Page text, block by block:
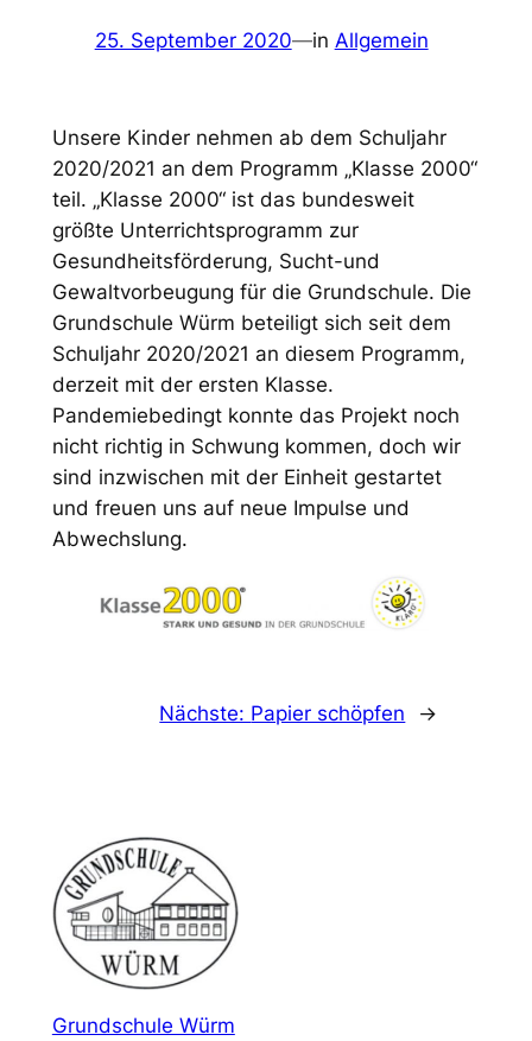
25. September 2020—in Allgemein
Unsere Kinder nehmen ab dem Schuljahr
2020/2021 an dem Programm „Klasse 2000“
teil. „Klasse 2000“ ist das bundesweit
größte Unterrichtsprogramm zur
Gesundheitsförderung, Sucht-und
Gewaltvorbeugung für die Grundschule. Die
Grundschule Würm beteiligt sich seit dem
Schuljahr 2020/2021 an diesem Programm,
derzeit mit der ersten Klasse.
Pandemiebedingt konnte das Projekt noch
nicht richtig in Schwung kommen, doch wir
sind inzwischen mit der Einheit gestartet
und freuen uns auf neue Impulse und
Abwechslung.
Nächste: Papier schöpfen →
Grundschule Würm